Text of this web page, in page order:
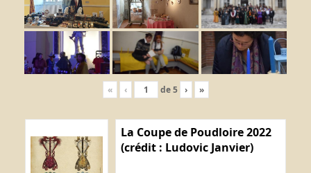
« ‹ de5 › »
La Coupe de Poudloire 2022
(crédit : Ludovic Janvier)